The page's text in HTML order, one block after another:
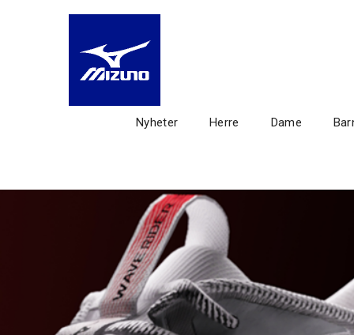
Nyheter Herre Dame